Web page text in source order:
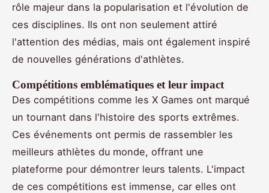
rôle majeur dans la popularisation et l'évolution de
ces disciplines. Ils ont non seulement attiré
l'attention des médias, mais ont également inspiré
de nouvelles générations d'athlètes.
Compétitions emblématiques et leur impact
Des compétitions comme les X Games ont marqué
un tournant dans l'histoire des sports extrêmes.
Ces événements ont permis de rassembler les
meilleurs athlètes du monde, offrant une
plateforme pour démontrer leurs talents. L'impact
de ces compétitions est immense, car elles ont